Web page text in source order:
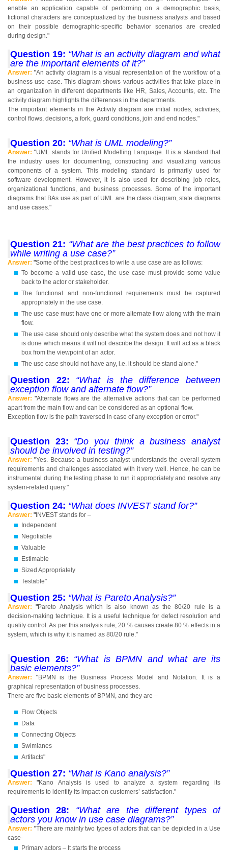
enable an application capable of performing on a demographic basis,
fictional characters are conceptualized by the business analysts and based
on their possible demographic-specific behavior scenarios are created
during design."
Question 19: “What is an activity diagram and what
are the important elements of it?”
Answer:"An activity diagram is a visual representation of the workflow of a
business use case. This diagram shows various activities that take place in
an organization in different departments like HR, Sales, Accounts, etc. The
activity diagram highlights the differences in the departments.
The important elements in the Activity diagram are initial nodes, activities,
control flows, decisions, a fork, guard conditions, join and end nodes."
Question 20: “What is UML modeling?”
Answer:"UML stands for Unified Modelling Language. It is a standard that
the industry uses for documenting, constructing and visualizing various
components of a system. This modeling standard is primarily used for
software development. However, it is also used for describing job roles,
organizational functions, and business processes. Some of the important
diagrams that BAs use as part of UML are the class diagram, state diagrams
and use cases."
Question 21: “What are the best practices to follow
while writing a use case?”
Answer: "Some of the best practices to write a use case are as follows:
To become a valid use case, the use case must provide some value
back to the actor or stakeholder.
The functional and non-functional requirements must be captured
appropriately in the use case.
The use case must have one or more alternate flow along with the main
flow.
The use case should only describe what the system does and not how it
is done which means it will not describe the design. It will act as a black
box from the viewpoint of an actor.
The use case should not have any, i.e. it should be stand alone."
Question 22:
“What is the difference between
exception flow and alternate flow?”
Answer: "Alternate flows are the alternative actions that can be performed
apart from the main flow and can be considered as an optional flow.
Exception flow is the path traversed in case of any exception or error."
Question 23: “Do you think a business analyst
should be involved in testing?”
Answer:"Yes. Because a business analyst understands the overall system
requirements and challenges associated with it very well. Hence, he can be
instrumental during the testing phase to run it appropriately and resolve any
system-related query."
Question 24: “What does INVEST stand for?”
Answer: " INVEST stands for –
Independent
Negotiable
Valuable
Estimable
Sized Appropriately
Testable"
Question 25: “What is Pareto Analysis?”
Answer:"Pareto Analysis which is also known as the 80/20 rule is a
decision-making technique. It is a useful technique for defect resolution and
quality control. As per this analysis rule, 20 % causes create 80 % effects in a
system, which is why it is named as 80/20 rule."
Question 26: “What is BPMN and what are its
basic elements?”
Answer: "BPMN is the Business Process Model and Notation. It is a
graphical representation of business processes.
There are five basic elements of BPMN, and they are –
Flow Objects
Data
Connecting Objects
Swimlanes
Artifacts"
Question 27: “What is Kano analysis?”
Answer:"Kano Analysis is used to analyze a system regarding its
requirements to identify its impact on customers’ satisfaction."
Question 28: “What are the different types of
actors you know in use case diagrams?”
Answer: "There are mainly two types of actors that can be depicted in a Use
case-
Primary actors – It starts the process